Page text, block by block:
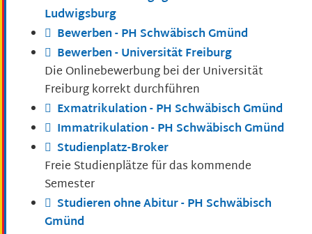
Ludwigsburg
Bewerben - PH Schwäbisch Gmünd
Bewerben - Universität Freiburg
Die Onlinebewerbung bei der Universität
Freiburg korrekt durchführen
Exmatrikulation - PH Schwäbisch Gmünd
Immatrikulation - PH Schwäbisch Gmünd
Studienplatz-Broker
Freie Studienplätze für das kommende
Semester
Studieren ohne Abitur - PH Schwäbisch
Gmünd